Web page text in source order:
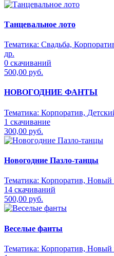
Танцевальное лото
Тематика: Свадьба,
др.
0 скачиваний
500,00 руб.
НОВОГОДНИЕ ФАНТЫ
Тематика: Корпоратив,
1 скачивание
300,00 руб.
Новогодние Пазло-танцы
Тематика: Корпоратив, Новый
14 скачиваний
500,00 руб.
Веселые фанты
Тематика: Корпоратив, Новый